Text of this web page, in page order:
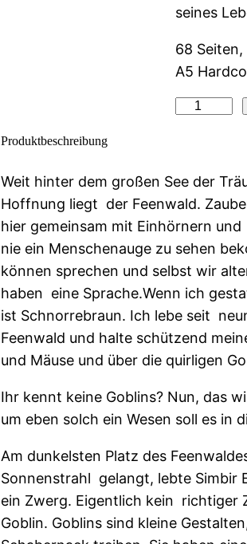
seines
68
A5
d
d
s
s
c
h
Produktbeschreibung
Weit hinter dem großen See der
Hoffnung liegt der Feenwald.
hier gemeinsam mit Einhörnern
nie ein Menschenauge zu sehen
können sprechen und selbst wir
haben eine Sprache.Wenn ich
ist Schnorrebraun. Ich lebe seit
Feenwald und halte schützend
und Mäuse und über die quirligen
Ihr kennt keine Goblins? Nun, das
um eben solch ein Wesen soll es in
Am dunkelsten Platz des
Sonnenstrahl gelangt, lebte Simbir
ein Zwerg. Eigentlich kein richtiger
Goblin. Goblins sind kleine